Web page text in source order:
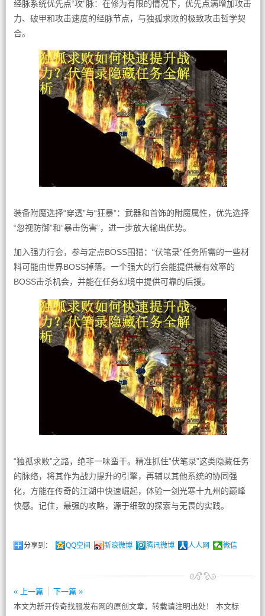
经脉系统优先点“攻”脉：在修为有限的情况下，优先点满增加攻击
力、破甲和攻击速度的经脉节点，与独孤求败的极致攻击哲学契
合。
装备附魔选择“穿透”与“狂暴”：武器和首饰的附魔属性，优先选择
“忽视防御”和“暴击伤害”，进一步放大输出优势。
加入强力行会，参与定点BOSS围猎：“伏笔录”任务所需的一些材
料可能由世界BOSS掉落。一个强大的行会能提供最有效率的
BOSS击杀机会，并能在任务幻境中提供可靠的后援。
“独孤求败”之路，绝非一味蛮干。精准抓住“伏笔录”这类隐藏任务
的脉络，将其作为战力提升的引擎，再辅以其他系统的协同强
化，方能在传奇的江湖中快速崛起，体验一剑光寒十九州的巅峰
快感。记住，最强的攻略，源于细致的探索与无畏的实践。
分享到： QQ空间 新浪微博 腾讯微博 人人网 微信
« 上一篇
下一篇 »
本文为新开传奇找服发布网的原创文章，转载请注明出处！ 本文标